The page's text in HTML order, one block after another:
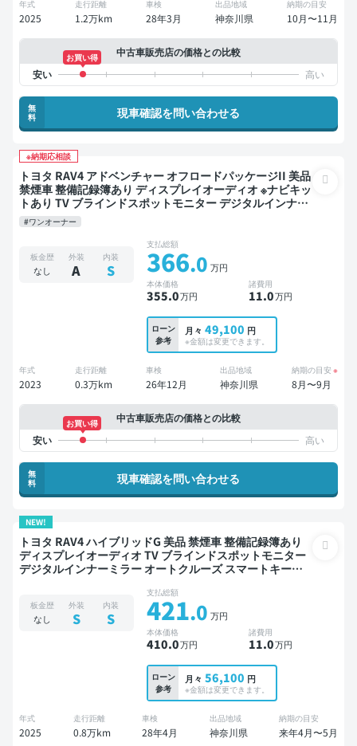
年式
2025
走行距離
1.2万km
車検
28年3月
出品地域
神奈川県
納期の目安
10月〜11月
中古車販売店の価格との比較
お買い得
無
料
現車確認を問い合わせる
※納期応相談
トヨタ RAV4 アドベンチャー オフロードパッケージII 美品
禁煙車 整備記録簿あり ディスプレイオーディオ ※ナビキッ
トあり TV ブラインドスポットモニター デジタルインナー
ミラー オートクルーズ スマートキー ETC バックモニター
ドライブレコーダー 衝突軽減
#ワンオーナー
板金歴
なし
外装
A
内装
S
支払総額
366.0 万円
本体価格
355.0万円
諸費用
11.0万円
ローン
参考
月々 49,100 円
※金額は変更できます。
年式
2023
走行距離
0.3万km
車検
26年12月
出品地域
神奈川県
納期の目安 ※
8月〜9月
中古車販売店の価格との比較
お買い得
無
料
現車確認を問い合わせる
NEW!
トヨタ RAV4 ハイブリッドG 美品 禁煙車 整備記録簿あり
ディスプレイオーディオ TV ブラインドスポットモニター
デジタルインナーミラー オートクルーズ スマートキー
板金歴
なし
外装
S
内装
S
支払総額
421.0 万円
本体価格
410.0万円
諸費用
11.0万円
ローン
参考
月々 56,100 円
※金額は変更できます。
年式
2025
走行距離
0.8万km
車検
28年4月
出品地域
神奈川県
納期の目安
来年4月〜5月